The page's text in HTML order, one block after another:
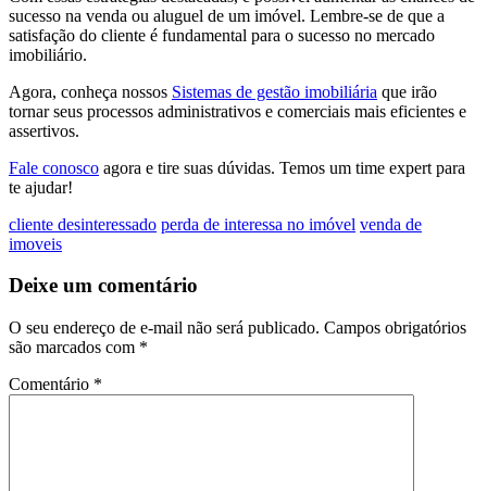
sucesso na venda ou aluguel de um imóvel. Lembre-se de que a
satisfação do cliente é fundamental para o sucesso no mercado
imobiliário.
Agora, conheça nossos Sistemas de gestão imobiliária que irão
tornar seus processos administrativos e comerciais mais eficientes e
assertivos.
Fale conosco agora e tire suas dúvidas. Temos um time expert para
te ajudar!
cliente desinteressado perda de interessa no imóvel venda de
imoveis
Deixe um comentário
O seu endereço de e-mail não será publicado. Campos obrigatórios
são marcados com *
Comentário *